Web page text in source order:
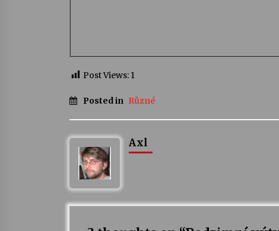
Post Views: 1
Posted in Různé
Axl